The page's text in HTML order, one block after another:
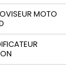
MOTO